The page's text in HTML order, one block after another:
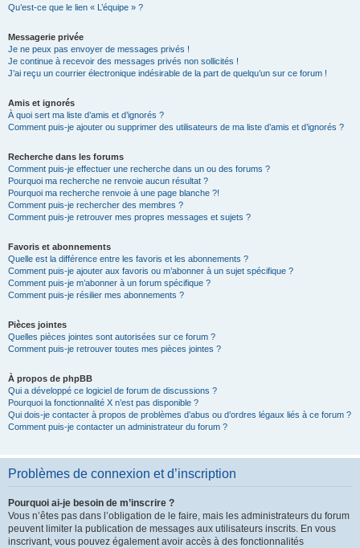
Qu’est-ce que le lien « L’équipe » ?
Messagerie privée
Je ne peux pas envoyer de messages privés !
Je continue à recevoir des messages privés non sollicités !
J’ai reçu un courrier électronique indésirable de la part de quelqu’un sur ce forum !
Amis et ignorés
À quoi sert ma liste d’amis et d’ignorés ?
Comment puis-je ajouter ou supprimer des utilisateurs de ma liste d’amis et d’ignorés ?
Recherche dans les forums
Comment puis-je effectuer une recherche dans un ou des forums ?
Pourquoi ma recherche ne renvoie aucun résultat ?
Pourquoi ma recherche renvoie à une page blanche ?!
Comment puis-je rechercher des membres ?
Comment puis-je retrouver mes propres messages et sujets ?
Favoris et abonnements
Quelle est la différence entre les favoris et les abonnements ?
Comment puis-je ajouter aux favoris ou m’abonner à un sujet spécifique ?
Comment puis-je m’abonner à un forum spécifique ?
Comment puis-je résilier mes abonnements ?
Pièces jointes
Quelles pièces jointes sont autorisées sur ce forum ?
Comment puis-je retrouver toutes mes pièces jointes ?
À propos de phpBB
Qui a développé ce logiciel de forum de discussions ?
Pourquoi la fonctionnalité X n’est pas disponible ?
Qui dois-je contacter à propos de problèmes d’abus ou d’ordres légaux liés à ce forum ?
Comment puis-je contacter un administrateur du forum ?
Problèmes de connexion et d’inscription
Pourquoi ai-je besoin de m’inscrire ?
Vous n’êtes pas dans l’obligation de le faire, mais les administrateurs du forum
peuvent limiter la publication de messages aux utilisateurs inscrits. En vous
inscrivant, vous pouvez également avoir accès à des fonctionnalités